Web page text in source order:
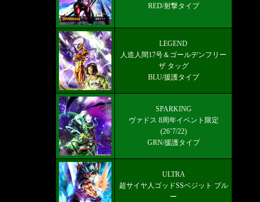
ラゴンボールZ クロスキーパーズ
LEGEND 人造人間17号＆ゴールデン
フリーザ タッグ
RED/射撃タイプ
LEGEND
人造人間17号＆ゴールデンフリー
ザ タッグ
BLU/援護タイプ
SPARKING
ヴァドス 8周年イベント限定
(26’7/22)
GRN/援護タイプ
ULTRA
超サイヤ人ゴッドSSベジット ブル
ー